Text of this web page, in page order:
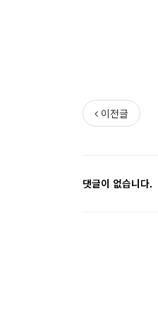
이전글
댓글이 없습니다.